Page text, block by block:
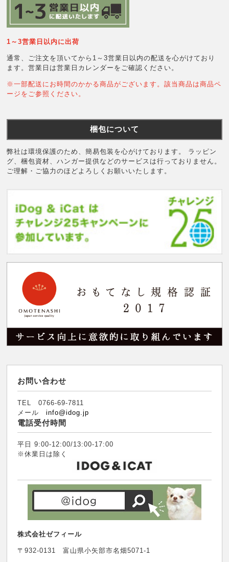
1～3営業日以内に出荷
通常、ご注文を頂いてから1～3営業日以内の配送を心がけており
ます。営業日は営業日カレンダーをご確認ください。
※一部配送にお時間のかかる商品がございます。該当商品は商品ペ
ージをご参照ください。
梱包について
弊社は環境保護のため、簡易包装を心がけております。 ラッピン
グ、梱包資材、ハンガー提供などのサービスは行っておりません。
ご理解・ご協力のほどよろしくお願いいたします。
お問い合わせ
TEL 0766-69-7811
メールinfo@idog.jp
電話受付時間
平日 9:00-12:00/13:00-17:00
※休業日は除く
株式会社ゼフィール
〒932-0131 富山県小矢部市名畑5071-1